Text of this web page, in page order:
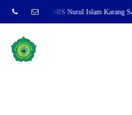
website resmi MIS Nurul Islam Karang